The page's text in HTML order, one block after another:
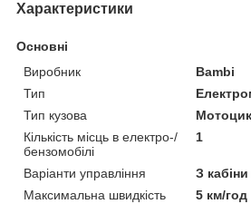
Характеристики
Основні
Виробник
Bambi
Тип
Тип кузова
Кількість місць в електро-/
бензомобілі
1
Варіанти управління
З
Максимальна швидкість
5 км/год